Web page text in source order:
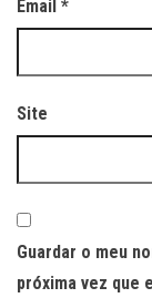
Email *
Site
Guardar o meu
próxima vez que